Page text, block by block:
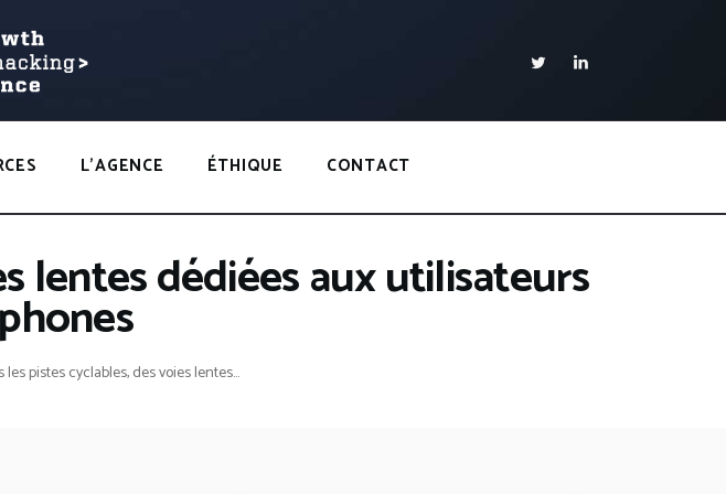
L’AGENCE ÉTHIQUE CONTACT
lentes dédiées aux utilisateurs
les pistes cyclables, des voies lentes...
FRANCE